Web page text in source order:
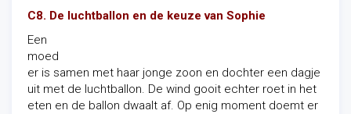
C8. De luchtballon en de keuze van Sophie
Een
moed
er is samen met haar jonge zoon en dochter een dagje
uit met de luchtballon. De wind gooit echter roet in het
eten en de ballon dwaalt af. Op enig moment doemt er